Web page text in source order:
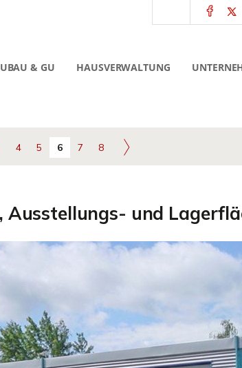
& GU HAUSVERWALTUNG
4 5 6 7 8
und